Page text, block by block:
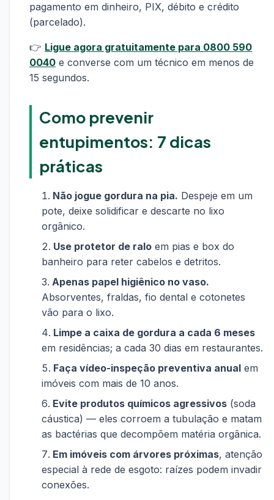
pagamento em dinheiro, PIX, débito e crédito
(parcelado).
👉 Ligue agora gratuitamente para 0800 590
0040 e converse com um técnico em menos de
15 segundos.
Como prevenir
entupimentos: 7 dicas
práticas
Não jogue gordura na pia. Despeje em um
pote, deixe solidificar e descarte no lixo
orgânico.
Use protetor de ralo em pias e box do
banheiro para reter cabelos e detritos.
Apenas papel higiênico no vaso.
Absorventes, fraldas, fio dental e cotonetes
vão para o lixo.
Limpe a caixa de gordura a cada 6 meses
em residências; a cada 30 dias em restaurantes.
Faça vídeo-inspeção preventiva anual em
imóveis com mais de 10 anos.
Evite produtos químicos agressivos (soda
cáustica) — eles corroem a tubulação e matam
as bactérias que decompõem matéria orgânica.
Em imóveis com árvores próximas, atenção
especial à rede de esgoto: raízes podem invadir
conexões.